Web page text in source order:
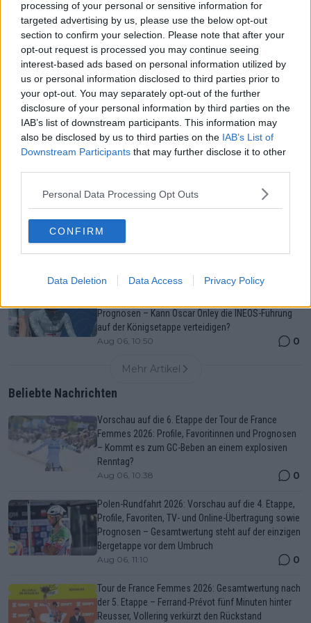
processing of your personal or sensitive information for
targeted advertising by us, please use the below opt-out
section to confirm your selection. Please note that after your
opt-out request is processed you may continue seeing
interest-based ads based on personal information utilized by
us or personal information disclosed to third parties prior to
your opt-out. You may separately opt-out of the further
disclosure of your personal information by third parties on the
IAB’s list of downstream participants. This information may
also be disclosed by us to third parties on the IAB’s List of
Downstream Participants that may further disclose it to other
Personal Data Processing Opt Outs
CONFIRM
Data Deletion Data Access Privacy Policy
Gerade In
Medizinischer Bericht und Aufgaben Tour de France
Femmes 2026 Etappe 5 - Hannah Ludwig nicht am
Start – Noemi Rüegg auf der 5. Etappe von Motorrad
angefahren
Aug 06, 11:58
Jury und Strafen Tour de France Femmes 2026
Etappe 5 - Neben dem Zeitverlust kassiert Pauline
Ferrand-Prévot auch noch eine Geldstrafe
Aug 06, 11:52
Polen-Rundfahrt 2026: Vorschau auf die 4. Etappe,
Prognosen – Gesamtwertung steht auf der einzigen
Bergetappe vor dem Umbruch
Aug 06, 11:10
Vuelta a Burgos 2026: Vorschau auf die 3. Etappe,
Prognosen – Kann Oscar Onley die INEOS-Führung
auf der Königsetappe verteidigen?
Aug 06, 10:50 0
Mehr Artikel
Beliebte Nachrichten
Vorschau auf die 6. Etappe der Tour de France
Femmes 2026: Profile, Favoritinnen und Prognosen
– Kommt es zum GC-Beben an einem explosiven
Renntag?
Aug 06, 10:38 0
Polen-Rundfahrt 2026: Vorschau auf die 4. Etappe,
Profile, Favoriten, TV- und Online-Übertragung sowie
Prognosen – Gesamtwertung steht auf der einzigen
Bergetappe vor dem Umbruch
Aug 06, 11:10 0
Tour de France Femmes 2026: Gesamtwertung nach
der 5. Etappe – Ferrand-Prévot fünf Minuten hinter
Reusser, Vollering verkürzt den Rückstand